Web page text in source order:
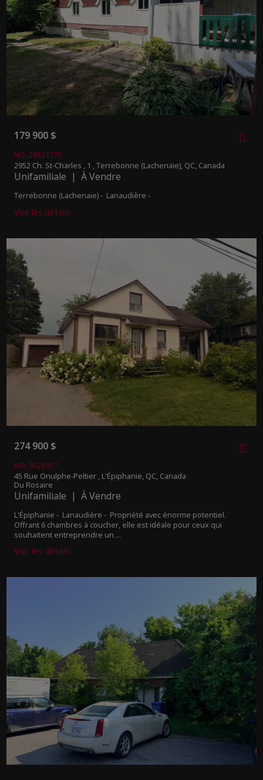
179 900 $
NO. 28521770
2952 Ch. St-Charles , 1 , Terrebonne (Lachenaie), QC, Canada
Unifamiliale | À Vendre
Terrebonne (Lachenaie) - Lanaudière -
Voir les détails
274 900 $
NO. 9528357
45 Rue Onulphe-Peltier , L'Épiphanie, QC, Canada
Du Rosaire
Unifamiliale | À Vendre
L'Épiphanie - Lanaudière - Propriété avec énorme potentiel.
Offrant 6 chambres à coucher, elle est idéale pour ceux qui
souhaitent entreprendre un ...
Voir les détails